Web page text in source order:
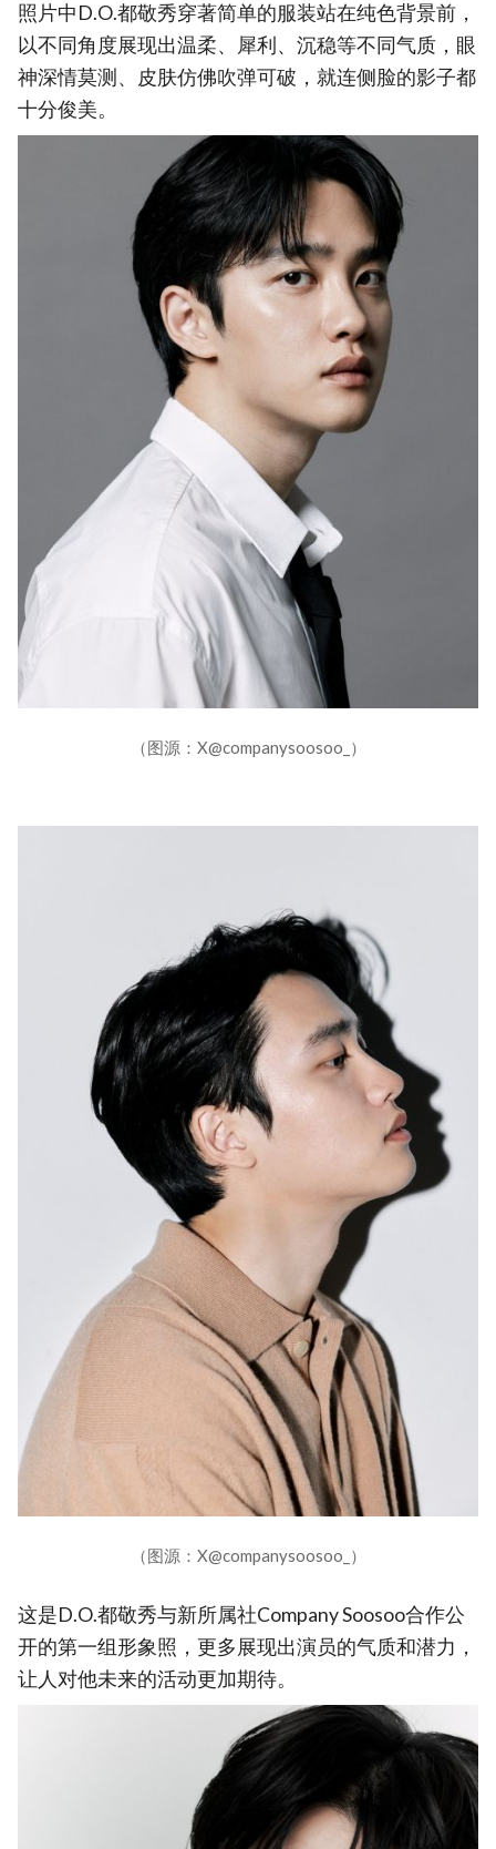
照片中D.O.都敬秀穿著简单的服装站在纯色背景前，
以不同角度展现出温柔、犀利、沉稳等不同气质，眼
神深情莫测、皮肤仿佛吹弹可破，就连侧脸的影子都
十分俊美。
（图源：X@companysoosoo_）
（图源：X@companysoosoo_）
这是D.O.都敬秀与新所属社Company Soosoo合作公
开的第一组形象照，更多展现出演员的气质和潜力，
让人对他未来的活动更加期待。